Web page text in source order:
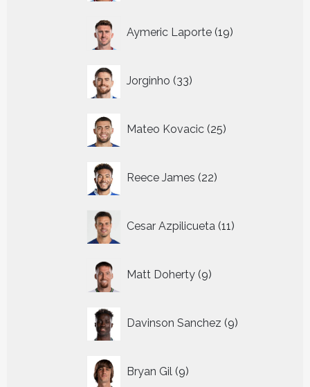
Aymeric Laporte 19
producten
Jorginho 33
producten
Mateo Kovacic 25
producten
Reece James 22
producten
Cesar Azpilicueta 11
producten
Matt Doherty 9
producten
Davinson Sanchez 9
producten
Bryan Gil 9
producten